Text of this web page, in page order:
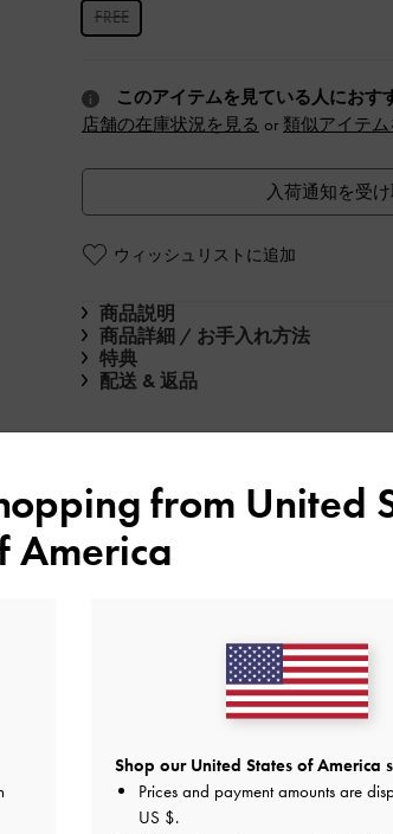
FREE
このアイテムを見ている人におす
店舗の在庫状況を見る or 類似アイテム
入荷通知を受
ウィッシュリストに追加
商品説明
商品詳細 / お手入れ方法
特典
配送 & 返品
入した方のみ投稿ができます。
from United
America
Shop our United States of America
Prices and payment amounts are
US $.